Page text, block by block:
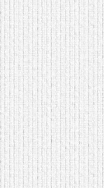
домашнем использовании.
Эта мебель имеет
некоторые преимущества
перед той же стенкой для
гостиной, к примеру,
поскольку она более
легкая и не загромождает
пространство. В спальне
этот предмет можно
поставить у изголовья
кровати, чтобы заполнить
пустующее там
место. Также стеллажи
очень часто используют в
качестве разграничителей
комнаты, например, на
рабочую зону и
пространство для отдыха.
Особенно это актуально
для однокомнатных
квартир.